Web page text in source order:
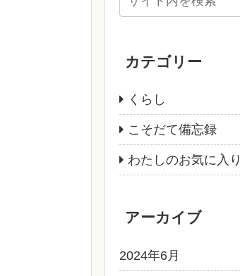
カテゴリー
くらし
こそだて備忘録
わたしのお気に入り
アーカイブ
2024年6月